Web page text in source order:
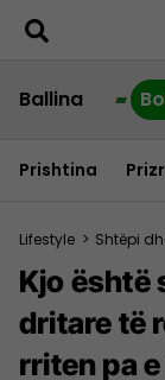
Ballina
Prishtina
Lifestyle > Shtëpi
Kjo është
dritare të
rriten pa